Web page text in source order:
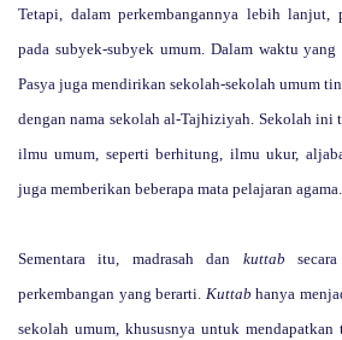
Tetapi, dalam perkembangannya lebih lanjut,
pada subyek-subyek umum. Dalam waktu yang
Pasya juga mendirikan sekolah-sekolah umum
dengan nama sekolah al-Tajhiziyah. Sekolah ini
ilmu umum, seperti berhitung, ilmu ukur,
juga memberikan beberapa mata pelajaran agama.
Sementara itu, madrasah dan kuttab
perkembangan yang berarti. Kuttab hanya
sekolah umum, khususnya untuk mendapatkan